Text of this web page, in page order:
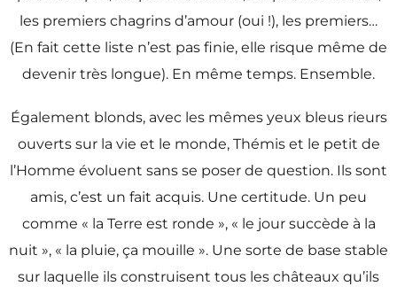
les premiers chagrins d’amour (oui !), les premiers…
(En fait cette liste n’est pas finie, elle risque même de
devenir très longue). En même temps. Ensemble.
Également blonds, avec les mêmes yeux bleus rieurs
ouverts sur la vie et le monde, Thémis et le petit de
l’Homme évoluent sans se poser de question. Ils sont
amis, c’est un fait acquis. Une certitude. Un peu
comme « la Terre est ronde », « le jour succède à la
nuit », « la pluie, ça mouille ». Une sorte de base stable
sur laquelle ils construisent tous les châteaux qu’ils